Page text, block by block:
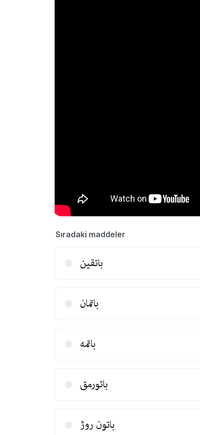
Sıradaki maddeler
باتقین
باتمان
باتمه
باتورمق
باتون روژ